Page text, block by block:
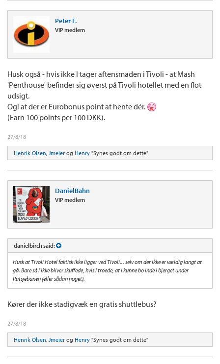
Peter F.
VIP medlem
Husk også - hvis ikke I tager aftensmaden i Tivoli - at Mash
'Penthouse' befinder sig øverst på Tivoli hotellet med en flot
udsigt.
Og! at der er Eurobonus point at hente dér.
(Earn 100 points per 100 DKK).
27/8/18
Henrik Olsen, Jmeier og Henry "Synes godt om dette"
DanielBahn
VIP medlem
danielbirch said:
Husk at Tivoli Hotel faktisk ikke ligger ved Tivoli... selv om der ikke er vældig langt at
gå. Bare så I ikke bliver skuffede, hvis I troede, at I kunne bo inde i bjerget under
Rutsjebanen (eller sådan noget).
Kører der ikke stadigvæk en gratis shuttlebus?
27/8/18
Henrik Olsen, Jmeier og Henry "Synes godt om dette"